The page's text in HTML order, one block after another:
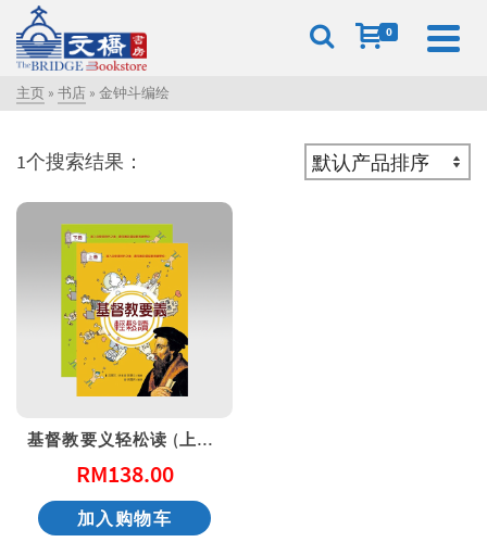
0
主页 » 书店 » 金钟斗编绘
1个搜索结果：
基督教要义轻松读 (上、下册)
RM138.00
加入购物车